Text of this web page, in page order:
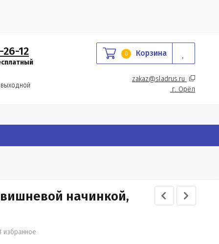
12 0 Корзина
zakaz@sladrus.ru
г. Орёл
начинкой,
избранное